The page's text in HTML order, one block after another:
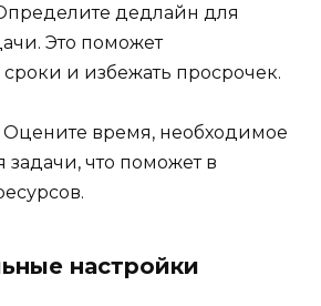
дедлайн для
Это поможет
и избежать просрочек.
Оцените время, необходимое
что поможет в
настройки